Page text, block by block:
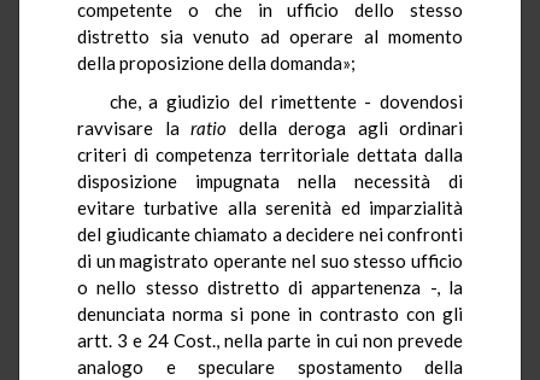
competente o che in ufficio dello stesso
distretto sia venuto ad operare al momento
della proposizione della domanda»;
che, a giudizio del rimettente - dovendosi
ravvisare la ratio della deroga agli ordinari
criteri di competenza territoriale dettata dalla
disposizione impugnata nella necessità di
evitare turbative alla serenità ed imparzialità
del giudicante chiamato a decidere nei confronti
di un magistrato operante nel suo stesso ufficio
o nello stesso distretto di appartenenza -, la
denunciata norma si pone in contrasto con gli
artt. 3 e 24 Cost., nella parte in cui non prevede
analogo e speculare spostamento della